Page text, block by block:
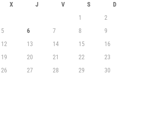
X J V S
D
1
2
5 6 7 8
9
12 13 14 15
16
19 20 21 22
23
26 27 28 29
30